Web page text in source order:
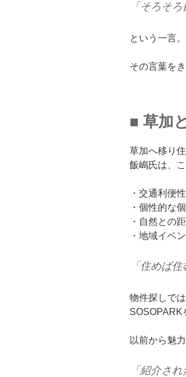
「そろそ
という一言。
その言葉を
■ 草加
草加へ移り
飯嶋氏は、
・交通利便性
・個性的な
・自然との
・地域イベ
「住めば
物件探しで
SOSOPARK
以前から魅
「紹介さ